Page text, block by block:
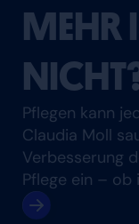
MEHR
Pflegen kann
Claudia Moll
Verbesserung
Pflege ein – ob